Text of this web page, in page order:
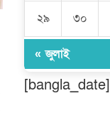
২৯ ৩০
« জুলাই
[bangla_date]